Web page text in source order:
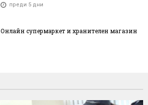
преди 5 дни
Онлайн супермаркет и хранителен магазин